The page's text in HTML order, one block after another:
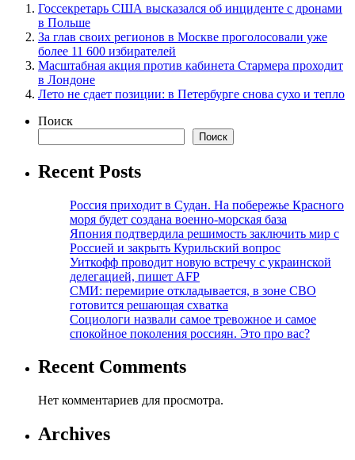
Госсекретарь США высказался об инциденте с дронами
в Польше
За глав своих регионов в Москве проголосовали уже
более 11 600 избирателей
Масштабная акция против кабинета Стармера проходит
в Лондоне
Лето не сдает позиции: в Петербурге снова сухо и тепло
Поиск
Поиск
Recent Posts
Россия приходит в Судан. На побережье Красного
моря будет создана военно-морская база
Япония подтвердила решимость заключить мир с
Россией и закрыть Курильский вопрос
Уиткофф проводит новую встречу с украинской
делегацией, пишет AFP
СМИ: перемирие откладывается, в зоне СВО
готовится решающая схватка
Социологи назвали самое тревожное и самое
спокойное поколения россиян. Это про вас?
Recent Comments
Нет комментариев для просмотра.
Archives